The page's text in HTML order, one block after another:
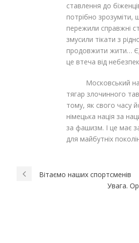
ставлення до
потрібно зрозуміти,
пережили справжні
змусили тікати з
продовжити жити…
це втеча від
Московський
тягар злочинного
тому, як свого часу
німецька нація за
за фашизм. І це має
для майбутніх
Вітаємо наших спортсменів
Увага.